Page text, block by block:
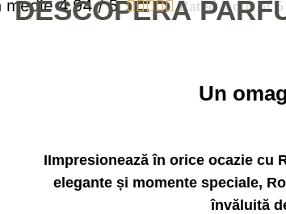
medie 4,94 / 5  Rated 5 out of 5
DESCOPERĂ
Un
IImpresionează în orice ocazie cu
elegante și momente speciale,
învăluită